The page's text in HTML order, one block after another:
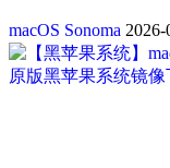
macOS Sonoma 2026-